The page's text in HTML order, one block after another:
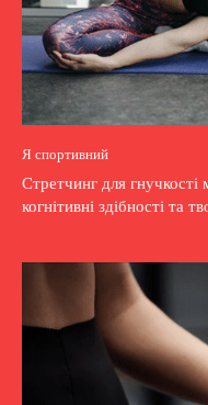
Я спортивний
Стретчинг для гнучкості
когнітивні здібності та